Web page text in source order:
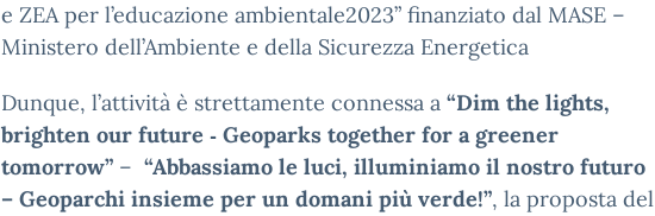
e ZEA per l’educazione ambientale2023” finanziato dal MASE –
Ministero dell’Ambiente e della Sicurezza Energetica
Dunque, l’attività è strettamente connessa a “Dim the lights,
brighten our future ‐ Geoparks together for a greener
tomorrow” – “Abbassiamo le luci, illuminiamo il nostro futuro
– Geoparchi insieme per un domani più verde!”, la proposta del